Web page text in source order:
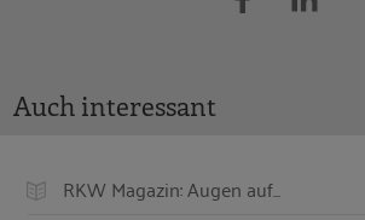
Auch interessant
RKW Magazin: Augen auf...